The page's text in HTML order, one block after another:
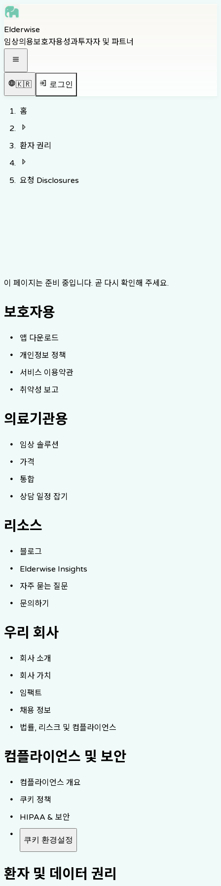
Skip to navigation
Skip to footer
Elderwise
임상의용보호자용성과투자자 및 파트너
🇰🇷 로그인
홈
환자 권리
요청 Disclosures
이 페이지는 준비 중입니다. 곧 다시 확인해 주세요.
보호자용
앱 다운로드
개인정보 정책
서비스 이용약관
취약성 보고
의료기관용
임상 솔루션
가격
통합
상담 일정 잡기
리소스
블로그
Elderwise Insights
자주 묻는 질문
문의하기
우리 회사
회사 소개
회사 가치
임팩트
채용 정보
법률, 리스크 및 컴플라이언스
컴플라이언스 및 보안
컴플라이언스 개요
쿠키 정책
HIPAA & 보안
쿠키 환경설정
환자 및 데이터 권리